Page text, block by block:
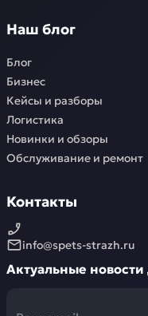
Наш блог
Блог
Бизнес
Кейсы и разборы
Логистика
Новинки и обзоры
Обслуживание и ремонт
Контакты
info@spets-strazh.ru
Актуальные новости